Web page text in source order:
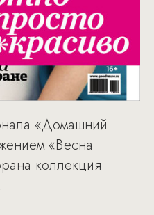
«Домашний
«Весна
коллекция